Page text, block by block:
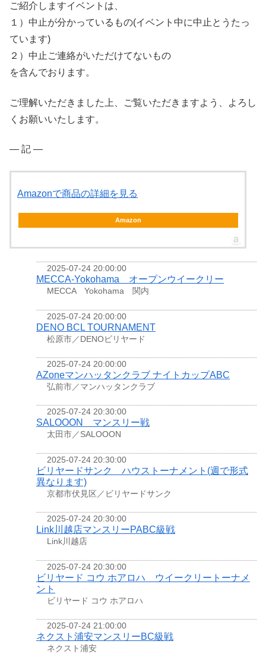
ご紹介しますイベントは、
１）中止が分かっているもの(イベント中に中止とうたっ
ています)
２）中止ご連絡がいただけてないもの
を含んでおります。
ご理解いただきました上、ご覧いただきますよう、よろし
くお願いいたします。
― 記 ―
Amazonで商品の詳細を見る
Amazon
2025-07-24 20:00:00
MECCA-Yokohama オープンウイークリー
MECCA Yokohama 関内
2025-07-24 20:00:00
DENO BCL TOURNAMENT
松原市／DENOビリヤード
2025-07-24 20:00:00
AZoneマンハッタンクラブ ナイトカップABC
弘前市／マンハッタンクラブ
2025-07-24 20:30:00
SALOOON マンスリー戦
太田市／SALOOON
2025-07-24 20:30:00
ビリヤードサンク ハウストーナメント(週で形式
異なります)
京都市伏見区／ビリヤードサンク
2025-07-24 20:30:00
Link川越店マンスリーPABC級戦
Link川越店
2025-07-24 20:30:00
ビリヤード コウ ホアロハ ウイークリートーナメ
ント
ビリヤード コウ ホアロハ
2025-07-24 21:00:00
ネクスト浦安マンスリーBC級戦
ネクスト浦安